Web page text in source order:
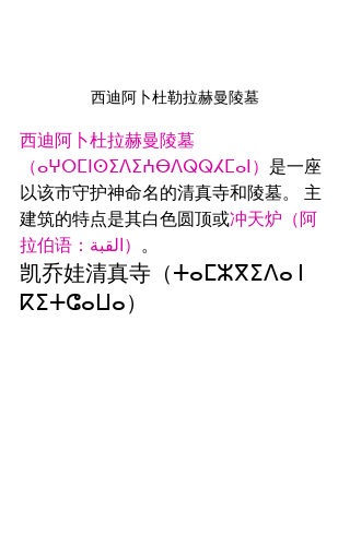
西迪阿卜杜勒拉赫曼陵墓
西迪阿卜杜拉赫曼陵墓
（ⴰⵖⵔⵎⵏⵙⵉⴷⵉⵄⴱⴷⵕⵕⵃⵎⴰⵏ） 是一座
以该市守护神命名的清真寺和陵墓。 主
建筑的特点是其白色圆顶或冲天炉（阿
拉伯语： القبة ） 。
凯乔娃清真寺（ⵜⴰⵎⵣⴳⵉⴷⴰ ⵏ
ⴽⵉⵜⵛⴰⵡⴰ）